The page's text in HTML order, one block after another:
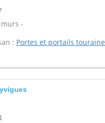
-
: Portes et portails touraine